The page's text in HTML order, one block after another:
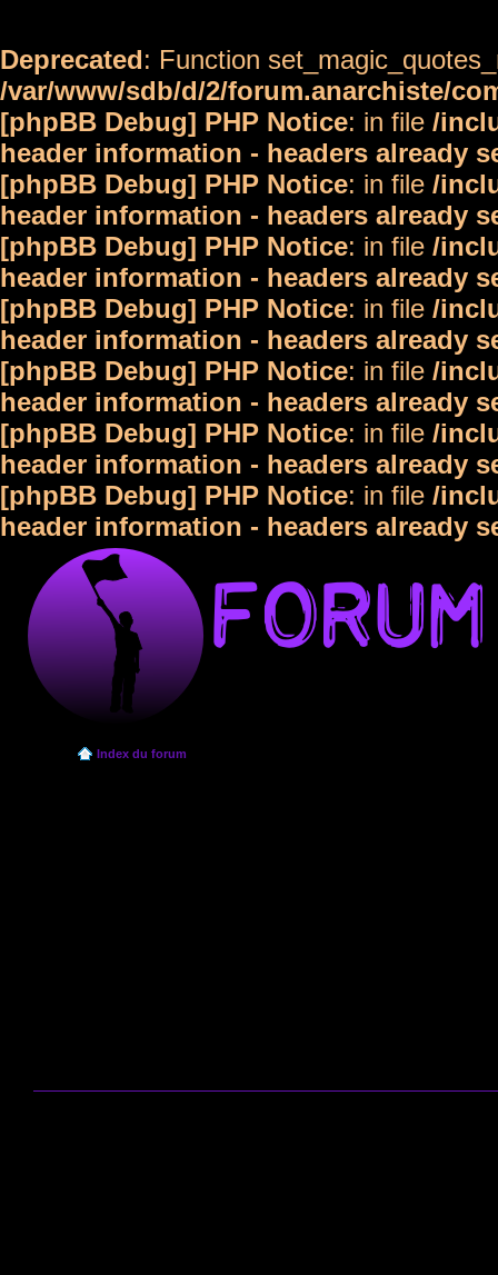
Deprecated: Function
/var/www/sdb/d/2/forum.anarchiste/
[phpBB Debug] PHP Notice: in file /
header information - headers already
[phpBB Debug] PHP Notice: in file /
header information - headers already
[phpBB Debug] PHP Notice: in file /
header information - headers already
[phpBB Debug] PHP Notice: in file /
header information - headers already
[phpBB Debug] PHP Notice: in file /
header information - headers already
[phpBB Debug] PHP Notice: in file /
header information - headers already
[phpBB Debug] PHP Notice: in file /
header information - headers already
Index du forum